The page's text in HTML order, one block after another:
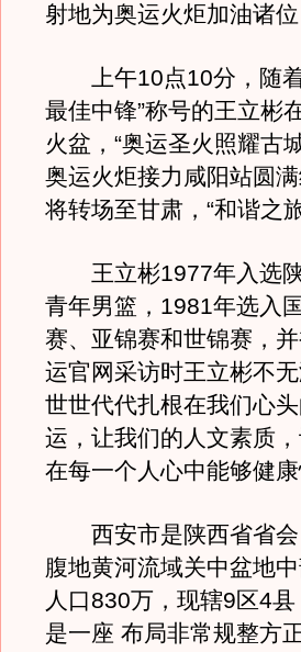
射地为奥运火炬加油诸
上午10点10分，随
最佳中锋”称号的王立彬
火盆，“奥运圣火照耀古
奥运火炬接力咸阳站圆
将转场至甘肃，“和谐之
王立彬1977年入选陕
青年男篮，1981年选入
赛、亚锦赛和世锦赛，
运官网采访时王立彬不
世世代代扎根在我们心
运，让我们的人文素质
在每一个人心中能够健
西安市是陕西省省会
腹地黄河流域关中盆地
人口830万，现辖9区4
是一座 布局非常规整方